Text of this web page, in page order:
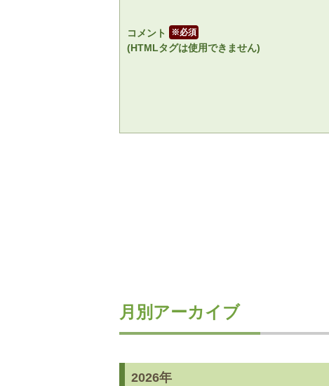
コメント
※
(HTMLタグは使用できません)
月別アーカイブ
2026年